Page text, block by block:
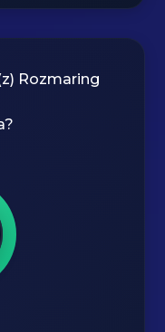
Rozmaring